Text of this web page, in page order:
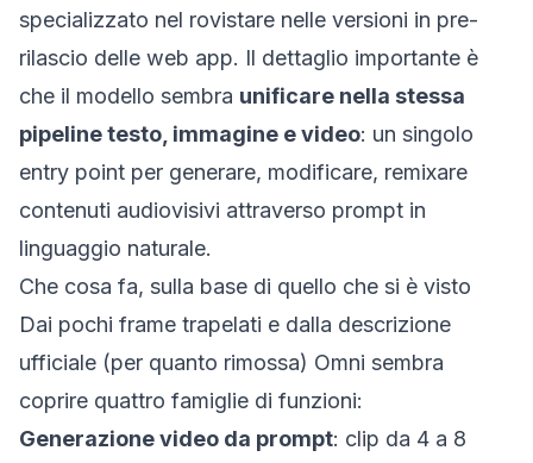
specializzato nel rovistare nelle versioni in pre-
rilascio delle web app. Il dettaglio importante è
che il modello sembra unificare nella stessa
pipeline testo, immagine e video: un singolo
entry point per generare, modificare, remixare
contenuti audiovisivi attraverso prompt in
linguaggio naturale.
Che cosa fa, sulla base di quello che si è visto
Dai pochi frame trapelati e dalla descrizione
ufficiale (per quanto rimossa) Omni sembra
coprire quattro famiglie di funzioni:
Generazione video da prompt: clip da 4 a 8